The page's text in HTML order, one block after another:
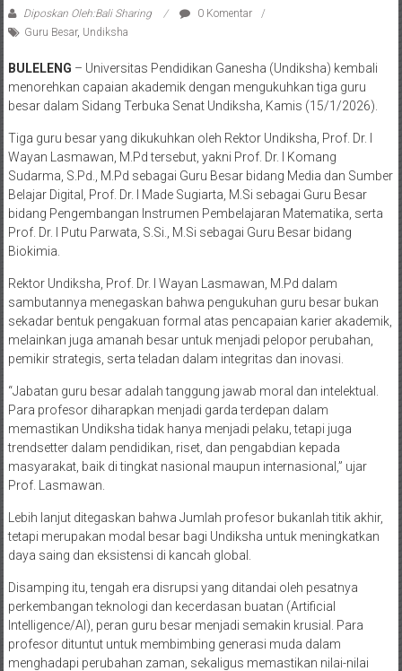
Diposkan Oleh:Bali Sharing
0 Komentar
Guru Besar, Undiksha
BULELENG – Universitas Pendidikan Ganesha (Undiksha) kembali
menorehkan capaian akademik dengan mengukuhkan tiga guru
besar dalam Sidang Terbuka Senat Undiksha, Kamis (15/1/2026).
Tiga guru besar yang dikukuhkan oleh Rektor Undiksha, Prof. Dr. I
Wayan Lasmawan, M.Pd tersebut, yakni Prof. Dr. I Komang
Sudarma, S.Pd., M.Pd sebagai Guru Besar bidang Media dan Sumber
Belajar Digital, Prof. Dr. I Made Sugiarta, M.Si sebagai Guru Besar
bidang Pengembangan Instrumen Pembelajaran Matematika, serta
Prof. Dr. I Putu Parwata, S.Si., M.Si sebagai Guru Besar bidang
Biokimia.
Rektor Undiksha, Prof. Dr. I Wayan Lasmawan, M.Pd dalam
sambutannya menegaskan bahwa pengukuhan guru besar bukan
sekadar bentuk pengakuan formal atas pencapaian karier akademik,
melainkan juga amanah besar untuk menjadi pelopor perubahan,
pemikir strategis, serta teladan dalam integritas dan inovasi.
“Jabatan guru besar adalah tanggung jawab moral dan intelektual.
Para profesor diharapkan menjadi garda terdepan dalam
memastikan Undiksha tidak hanya menjadi pelaku, tetapi juga
trendsetter dalam pendidikan, riset, dan pengabdian kepada
masyarakat, baik di tingkat nasional maupun internasional,” ujar
Prof. Lasmawan.
Lebih lanjut ditegaskan bahwa Jumlah profesor bukanlah titik akhir,
tetapi merupakan modal besar bagi Undiksha untuk meningkatkan
daya saing dan eksistensi di kancah global.
Disamping itu, tengah era disrupsi yang ditandai oleh pesatnya
perkembangan teknologi dan kecerdasan buatan (Artificial
Intelligence/AI), peran guru besar menjadi semakin krusial. Para
profesor dituntut untuk membimbing generasi muda dalam
menghadapi perubahan zaman, sekaligus memastikan nilai-nilai